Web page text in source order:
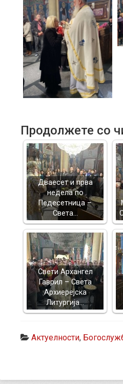
Продолжете со
Дваесет и прва
недела по
Педесетница –
Света…
Свети Архангел
Гаврил – Света
Архиерејска
Литургија…
Актуелности,